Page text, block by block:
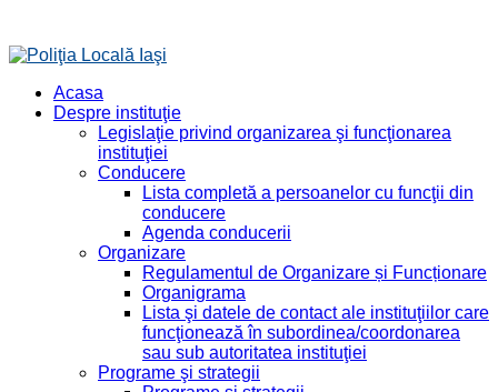
Acasa
Despre instituţie
Legislaţie privind organizarea şi funcţionarea
instituţiei
Conducere
Lista completă a persoanelor cu funcţii din
conducere
Agenda conducerii
Organizare
Regulamentul de Organizare și Funcționare
Organigrama
Lista şi datele de contact ale instituţiilor care
funcţionează în subordinea/coordonarea
sau sub autoritatea instituţiei
Programe şi strategii